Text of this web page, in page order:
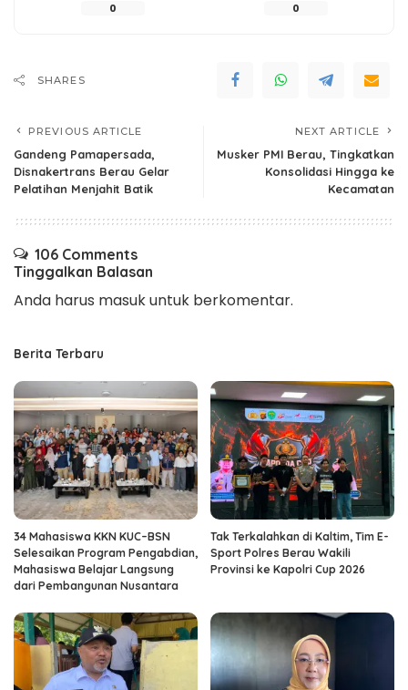
0 0
SHARES
PREVIOUS ARTICLE
Gandeng Pamapersada,
Disnakertrans Berau Gelar
Pelatihan Menjahit Batik
NEXT ARTICLE
Musker PMI Berau, Tingkatkan
Konsolidasi Hingga ke
Kecamatan
106 Comments
Tinggalkan Balasan
Anda harus masukuntuk berkomentar.
Berita Terbaru
34 Mahasiswa KKN KUC–BSN
Selesaikan Program Pengabdian,
Mahasiswa Belajar Langsung
dari Pembangunan Nusantara
Tak Terkalahkan di Kaltim, Tim E-
Sport Polres Berau Wakili
Provinsi ke Kapolri Cup 2026